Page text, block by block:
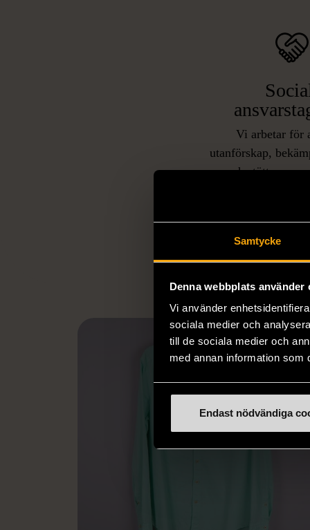
Samtycke
Denna webbplats använder
Vi använder
sociala medier och
till de sociala medier och
med annan information som
Endast nödvändiga
Vi arbetar för
utanförskap,
och stötta
utanför
eller annat